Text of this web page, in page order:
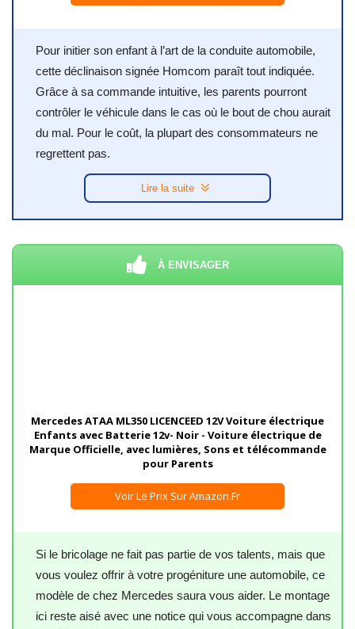
Pour initier son enfant à l’art de la conduite automobile,
cette déclinaison signée Homcom paraît tout indiquée.
Grâce à sa commande intuitive, les parents pourront
contrôler le véhicule dans le cas où le bout de chou aurait
du mal. Pour le coût, la plupart des consommateurs ne
regrettent pas.
Lire la suite
À ENVISAGER
Mercedes ATAA ML350 LICENCEED 12V Voiture électrique
Enfants avec Batterie 12v- Noir - Voiture électrique de
Marque Officielle, avec lumières, Sons et télécommande
pour Parents
Voir Le Prix Sur Amazon.fr
Si le bricolage ne fait pas partie de vos talents, mais que
vous voulez offrir à votre progéniture une automobile, ce
modèle de chez Mercedes saura vous aider. Le montage
ici reste aisé avec une notice qui vous accompagne dans